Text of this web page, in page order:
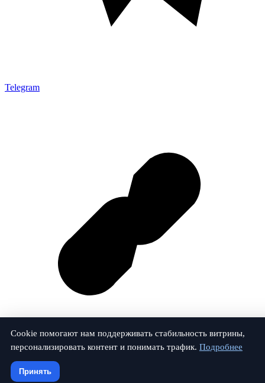
Telegram
© 2026 Займы Твери. Все права защищены.
Cookie помогают нам поддерживать стабильность витрины,
персонализировать контент и понимать трафик. Подробнее
Принять